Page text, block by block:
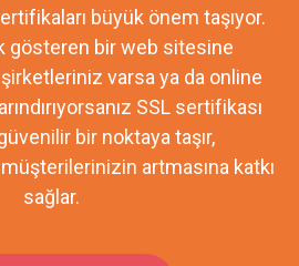
büyük önem taşıyor.
gösteren bir web sitesine
varsa ya da online
SSL sertifikası
bir noktaya taşır,
artmasına katkı
sağlar.